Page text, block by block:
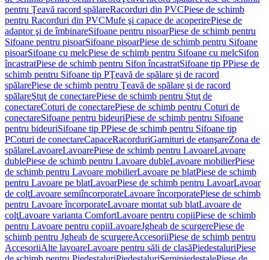
pentru Ţeavă racord spălareRacorduri din PVCPiese de schimb
pentru Racorduri din PVCMufe şi capace de acoperirePiese de
adaptor şi de îmbinareSifoane pentru pisoarPiese de schimb pentru
Sifoane pentru pisoarSifoane pisoarPiese de schimb pentru Sifoane
pisoarSifoane cu melcPiese de schimb pentru Sifoane cu melcSifon
încastratPiese de schimb pentru Sifon încastratSifoane tip PPiese de
schimb pentru Sifoane tip PŢeavă de spălare şi de racord
spălarePiese de schimb pentru Ţeavă de spălare şi de racord
spălareŞtuţ de conectarePiese de schimb pentru Ştuţ de
conectareCoturi de conectarePiese de schimb pentru Coturi de
conectareSifoane pentru bideuriPiese de schimb pentru Sifoane
pentru bideuriSifoane tip PPiese de schimb pentru Sifoane tip
PCoturi de conectareCapaceRacorduriGarnituri de etanşareZona de
spălareLavoareLavoarePiese de schimb pentru LavoareLavoare
dublePiese de schimb pentru Lavoare dubleLavoare mobilierPiese
de schimb pentru Lavoare mobilierLavoare pe blatPiese de schimb
pentru Lavoare pe blatLavoarPiese de schimb pentru LavoarLavoar
de colţLavoare semiîncorporateLavoare încorporatePiese de schimb
pentru Lavoare încorporateLavoare montat sub blatLavoare de
colţLavoare varianta ComfortLavoare pentru copiiPiese de schimb
pentru Lavoare pentru copiiLavoareJgheab de scurgerePiese de
schimb pentru Jgheab de scurgereAccesoriiPiese de schimb pentru
AccesoriiAlte lavoareLavoare pentru săli de clasăPiedestaluriPiese